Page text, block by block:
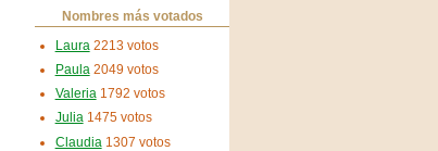
Nombres más votados
Laura 2213 votos
Paula2049 votos
Valeria1792 votos
Julia1475 votos
Claudia 1307 votos